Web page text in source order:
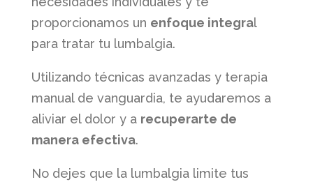
proporcionamos un enfoque integral
para tratar tu lumbalgia.
Utilizando técnicas avanzadas y terapia
manual de vanguardia, te ayudaremos a
aliviar el dolor y a recuperarte de
manera efectiva.
No dejes que la lumbalgia limite tus